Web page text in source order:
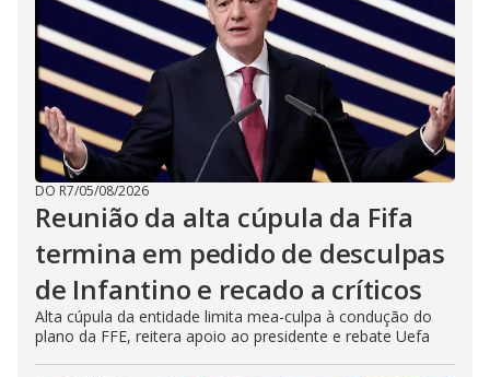
DO R7/05/08/2026
Reunião da alta cúpula da Fifa
termina em pedido de desculpas
de Infantino e recado a críticos
Alta cúpula da entidade limita mea-culpa à condução do
plano da FFE, reitera apoio ao presidente e rebate Uefa